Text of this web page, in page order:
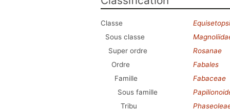
Classe
Sous classe
Super ordre
Rosanae
Ordre
Fabales
Famille
Fabaceae
Sous famille
Tribu